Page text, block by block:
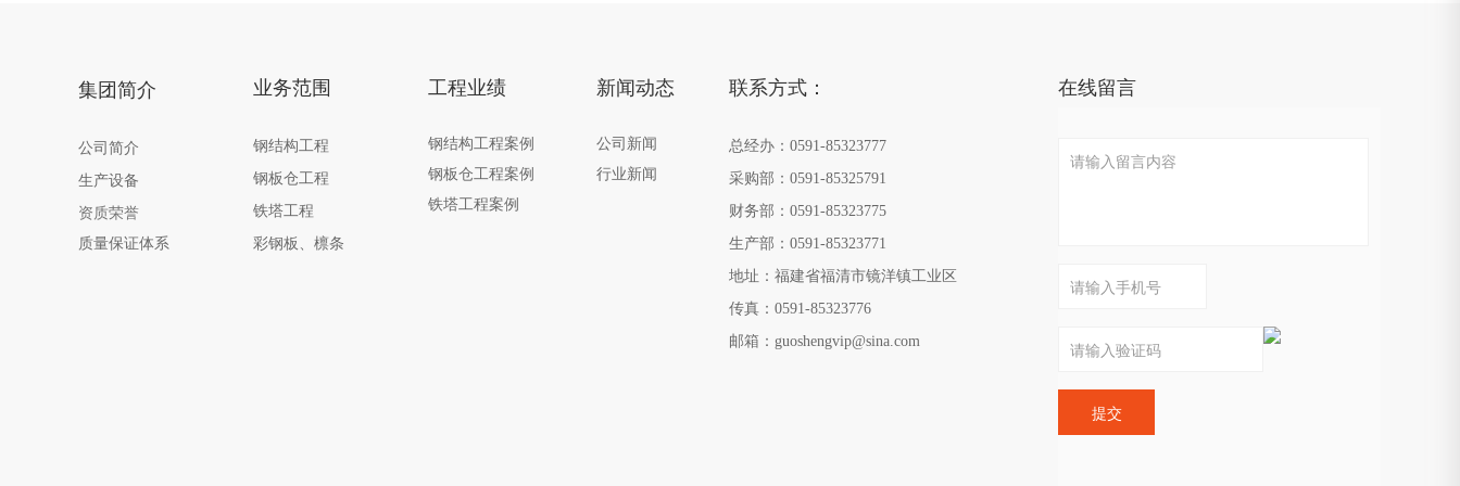
集团简介
公司简介
生产设备
资质荣誉
质量保证体系
业务范围
钢结构工程
钢板仓工程
铁塔工程
彩钢板、檩条
工程业绩
钢结构工程案例
钢板仓工程案例
铁塔工程案例
新闻动态
公司新闻
行业新闻
联系方式：
总经办： 0591-85323777
采购部： 0591-85325791
财务部： 0591-85323775
生产部： 0591-85323771
地址：福建省福清市镜洋镇工业区
传真：0591-85323776
邮箱： guoshengvip@sina.com
在线留言
提交